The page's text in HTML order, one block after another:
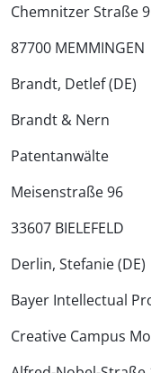
Chemnitzer Straße 9
87700 MEMMINGEN
Brandt, Detlef (DE)
Brandt & Nern
Patentanwälte
Meisenstraße 96
33607 BIELEFELD
Derlin, Stefanie (DE)
Bayer Intellectual
Creative Campus